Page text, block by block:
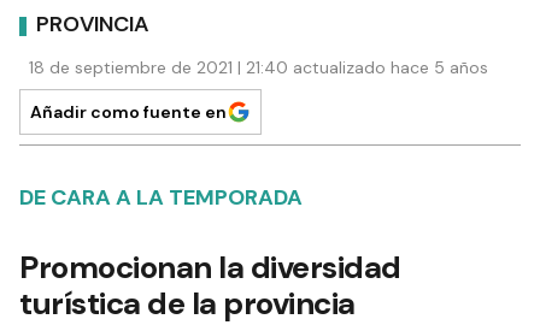
PROVINCIA
18 de septiembre de 2021 | 21:40 actualizado hace 5 años
Añadir como fuente en
DE CARA A LA TEMPORADA
Promocionan la diversidad
turística de la provincia